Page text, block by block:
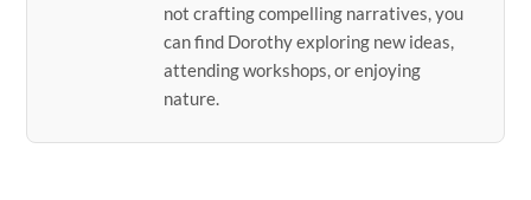
not crafting compelling narratives, you
can find Dorothy exploring new ideas,
attending workshops, or enjoying
nature.